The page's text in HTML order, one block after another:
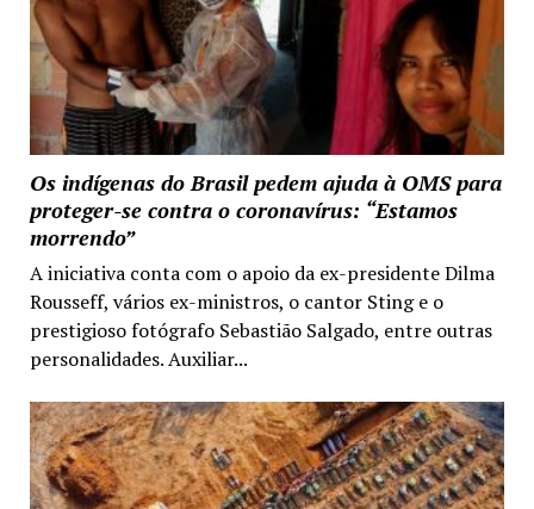
Os indígenas do Brasil pedem ajuda à OMS para
proteger-se contra o coronavírus: “Estamos
morrendo”
A iniciativa conta com o apoio da ex-presidente Dilma
Rousseff, vários ex-ministros, o cantor Sting e o
prestigioso fotógrafo Sebastião Salgado, entre outras
personalidades. Auxiliar...